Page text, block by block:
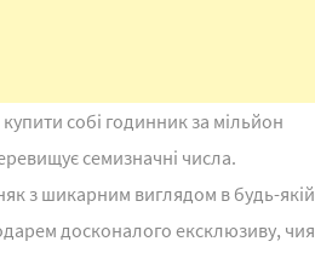
собі годинник за мільйон
семизначні числа.
з шикарним виглядом в будь-якій
досконалого ексклюзиву, чия